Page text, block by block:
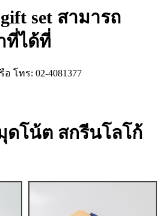
set สามารถ
ที่ได้ที่
อ โทร: 02-4081377
ดโน้ต สกรีนโลโก้